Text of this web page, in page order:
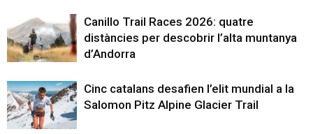
Canillo Trail Races 2026: quatre
distàncies per descobrir l’alta muntanya
d’Andorra
Cinc catalans desafien l’elit mundial a la
Salomon Pitz Alpine Glacier Trail